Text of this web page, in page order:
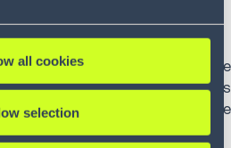
all cookies
selection
agentique)
no code permettant de
et de faire évoluer des
avec des mécanismes de